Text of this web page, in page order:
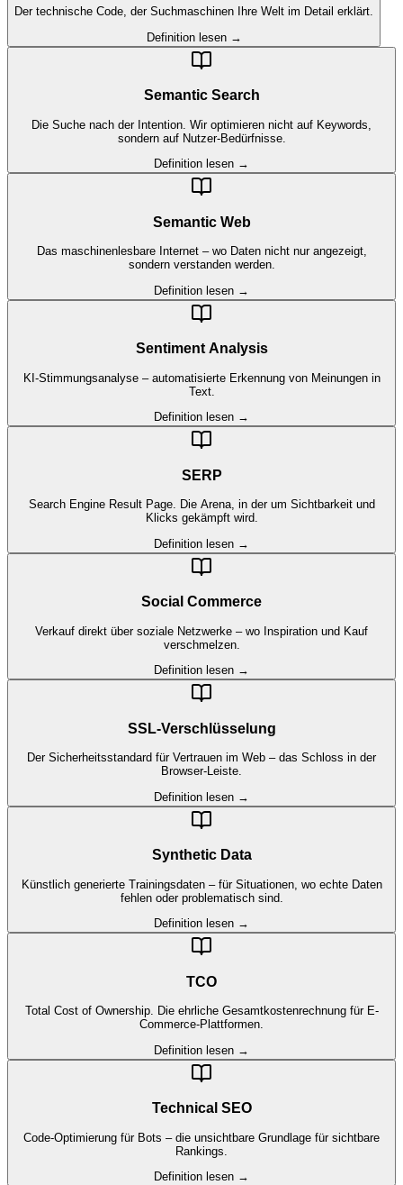
Der technische Code, der Suchmaschinen Ihre Welt im Detail erklärt.
Definition lesen →
Semantic Search
Die Suche nach der Intention. Wir optimieren nicht auf Keywords,
sondern auf Nutzer-Bedürfnisse.
Definition lesen →
Semantic Web
Das maschinenlesbare Internet – wo Daten nicht nur angezeigt,
sondern verstanden werden.
Definition lesen →
Sentiment Analysis
KI-Stimmungsanalyse – automatisierte Erkennung von Meinungen in
Text.
Definition lesen →
SERP
Search Engine Result Page. Die Arena, in der um Sichtbarkeit und
Klicks gekämpft wird.
Definition lesen →
Social Commerce
Verkauf direkt über soziale Netzwerke – wo Inspiration und Kauf
verschmelzen.
Definition lesen →
SSL-Verschlüsselung
Der Sicherheitsstandard für Vertrauen im Web – das Schloss in der
Browser-Leiste.
Definition lesen →
Synthetic Data
Künstlich generierte Trainingsdaten – für Situationen, wo echte Daten
fehlen oder problematisch sind.
Definition lesen →
TCO
Total Cost of Ownership. Die ehrliche Gesamtkostenrechnung für E-
Commerce-Plattformen.
Definition lesen →
Technical SEO
Code-Optimierung für Bots – die unsichtbare Grundlage für sichtbare
Rankings.
Definition lesen →